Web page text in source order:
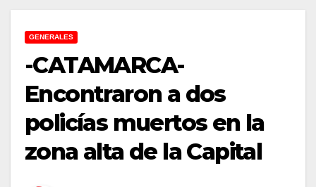
GENERALES
-CATAMARCA-
Encontraron a dos
policías muertos en la
zona alta de la Capital